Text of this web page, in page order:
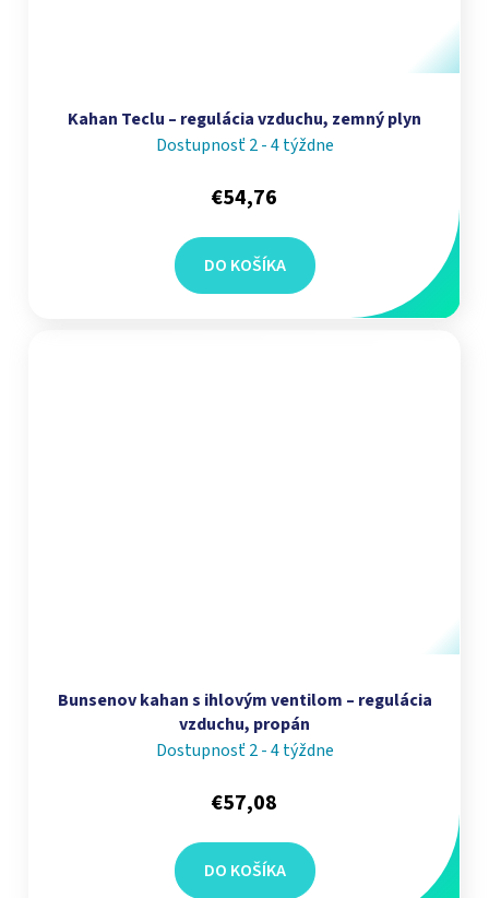
Kahan Teclu – regulácia vzduchu, zemný plyn
Dostupnosť 2 - 4 týždne
€54,76
DO KOŠÍKA
Bunsenov kahan s ihlovým ventilom – regulácia
vzduchu, propán
Dostupnosť 2 - 4 týždne
€57,08
DO KOŠÍKA